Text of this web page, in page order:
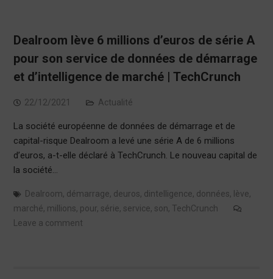
Dealroom lève 6 millions d’euros de série A
pour son service de données de démarrage
et d’intelligence de marché | TechCrunch
22/12/2021 Actualité
La société européenne de données de démarrage et de
capital-risque Dealroom a levé une série A de 6 millions
d’euros, a-t-elle déclaré à TechCrunch. Le nouveau capital de
la société…
Dealroom, démarrage, deuros, dintelligence, données, lève,
marché, millions, pour, série, service, son, TechCrunch
Leave a comment